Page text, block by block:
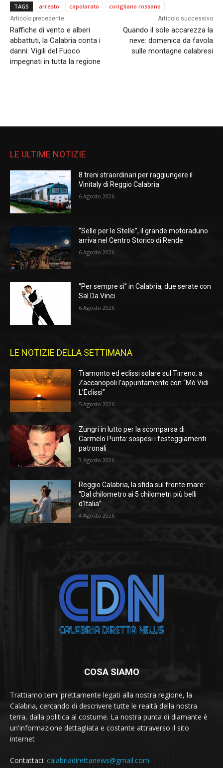
TAGS arresto capolarato corigliano rossano
Articolo precedente
Raffiche di vento e alberi
abbattuti, la Calabria conta i
danni: Vigili del Fuoco
impegnati in tutta la regione
Articolo successivo
Quando il sole accarezza la
neve: domenica da favola
sulle montagne calabresi
LE ULTIME NOTIZIE
8 treni straordinari per raggiungere il
Vinitaly di Reggio Calabria
6 Agosto 2026
“Selle per le Stelle”, il grande motoraduno
arriva nel Centro Storico di Rende
6 Agosto 2026
“Per sempre sì” in Calabria, due serate con
Sal Da Vinci
6 Agosto 2026
LE NOTIZIE DELLA SETTIMANA
Tramonto ed eclissi solare sul Tirreno: a
Zaccanopoli l’appuntamento con “Mó Vidi
L’Eclissi”
5 Agosto 2026
Zungri in lutto per la scomparsa di
Carmelo Purita: sospesi i festeggiamenti
patronali
3 Agosto 2026
Reggio Calabria, la sfida sul fronte mare:
“Dal chilometro ai 5 chilometri più belli
d’Italia”
4 Agosto 2026
COSA SIAMO
Trattiamo temi prettamente legati alla nostra regione, la
Calabria, cercando di descrivere tutte le realtà della nostra
terra, dalla politica al costume. La nostra punta di diamante è
un'informazione dettagliata e costante attraverso il sito
internet
Contattaci: calabriadirettanews@gmail.com